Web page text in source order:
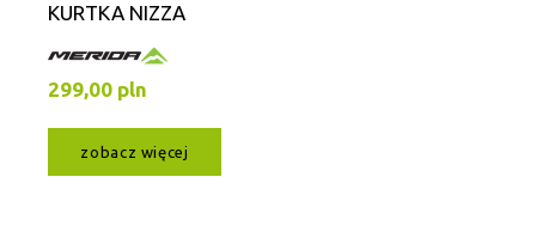
KURTKA NIZZA
299,00 pln
zobacz więcej